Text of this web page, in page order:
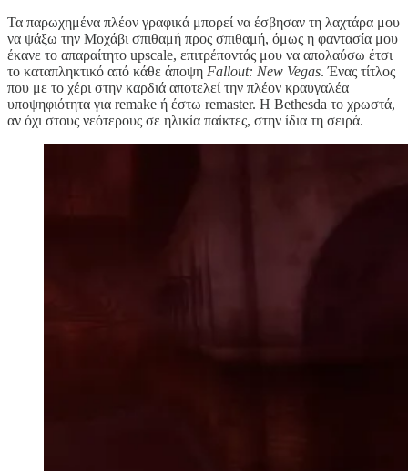
Τα παρωχημένα πλέον γραφικά μπορεί να έσβησαν τη λαχτάρα μου
να ψάξω την Μοχάβι σπιθαμή προς σπιθαμή, όμως η φαντασία μου
έκανε το απαραίτητο upscale, επιτρέποντάς μου να απολαύσω έτσι
το καταπληκτικό από κάθε άποψη Fallout: New Vegas. Ένας τίτλος
που με το χέρι στην καρδιά αποτελεί την πλέον κραυγαλέα
υποψηφιότητα για remake ή έστω remaster. Η Bethesda το χρωστά,
αν όχι στους νεότερους σε ηλικία παίκτες, στην ίδια τη σειρά.